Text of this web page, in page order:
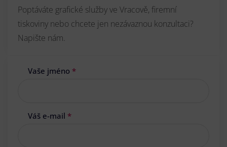
Poptáváte grafické služby ve Vracově, firemní
tiskoviny nebo chcete jen nezávaznou konzultaci?
Napište nám.
Vaše jméno *
Váš e-mail *